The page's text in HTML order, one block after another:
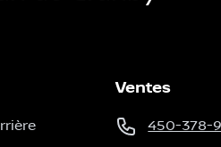
Ventes
450-378-